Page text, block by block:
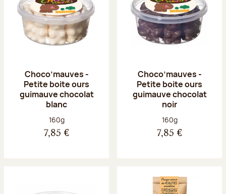
Choco’mauves -
Petite boite ours
guimauve chocolat
blanc
Poids net :
160g
7,85 €
Choco’mauves -
Petite boite ours
guimauve chocolat
noir
Poids net :
160g
7,85 €